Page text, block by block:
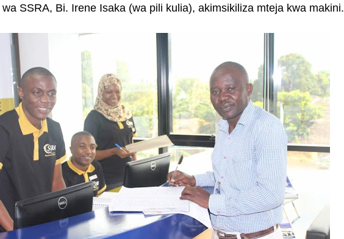
SSRA, Bi. Irene Isaka (wa pili kulia), akimsikiliza mteja kwa makini.